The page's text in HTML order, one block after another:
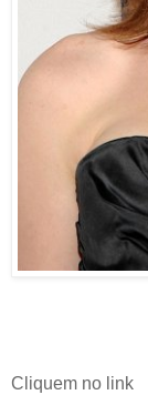
Cliquem no link